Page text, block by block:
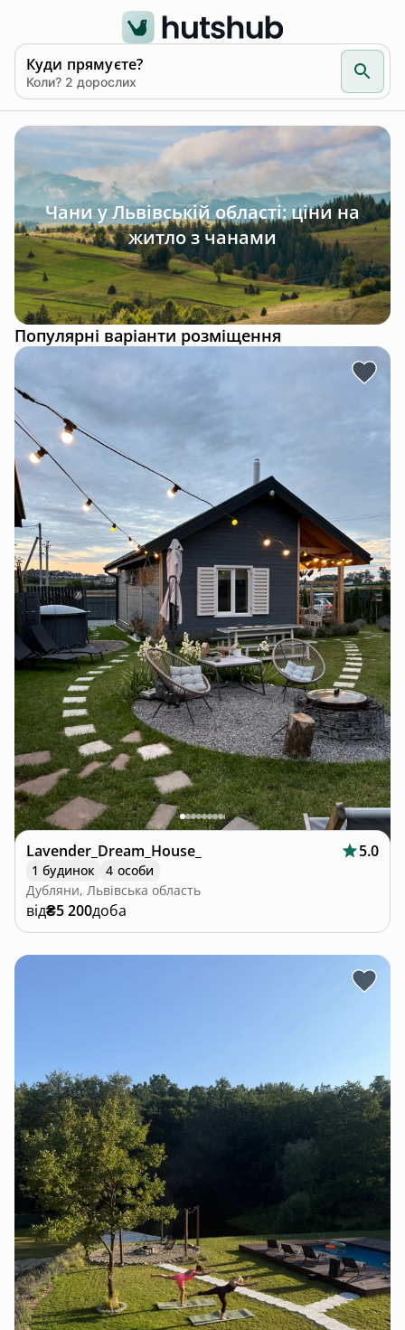
Куди прямуєте?
Коли? 2 дорослих
Чани у Львівській області: ціни на
житло з чанами
Популярні варіанти розміщення
Lavender_Dream_House_ 5.0
1 будинок
4 особи
Дубляни, Львівська область
від₴5 200доба